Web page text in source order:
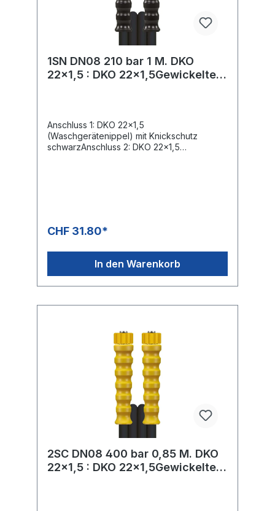
1SN DN08 210 bar 1 M. DKO
22x1,5 : DKO 22x1,5Gewickelte
Anschluss 1: DKO 22x1,5
(Waschgerätenippel) mit Knickschutz
schwarzAnschluss 2: DKO 22x1,5
CHF 31.80*
In den Warenkorb
2SC DN08 400 bar 0,85 M. DKO
22x1,5 : DKO 22x1,5Gewickelte